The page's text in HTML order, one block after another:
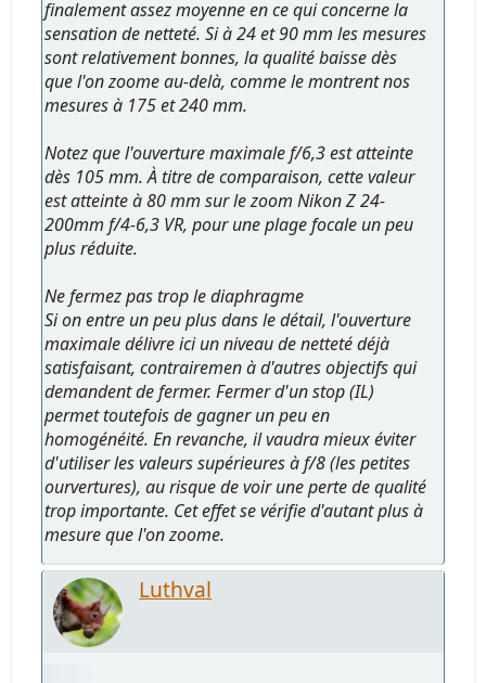
finalement assez moyenne en ce qui concerne la
sensation de netteté. Si à 24 et 90 mm les mesures
sont relativement bonnes, la qualité baisse dès
que l'on zoome au-delà, comme le montrent nos
mesures à 175 et 240 mm.
Notez que l'ouverture maximale f/6,3 est atteinte
dès 105 mm. À titre de comparaison, cette valeur
est atteinte à 80 mm sur le zoom Nikon Z 24-
200mm f/4-6,3 VR, pour une plage focale un peu
plus réduite.
Ne fermez pas trop le diaphragme
Si on entre un peu plus dans le détail, l'ouverture
maximale délivre ici un niveau de netteté déjà
satisfaisant, contrairemen à d'autres objectifs qui
demandent de fermer. Fermer d'un stop (IL)
permet toutefois de gagner un peu en
homogénéité. En revanche, il vaudra mieux éviter
d'utiliser les valeurs supérieures à f/8 (les petites
ourvertures), au risque de voir une perte de qualité
trop importante. Cet effet se vérifie d'autant plus à
mesure que l'on zoome.
Luthval